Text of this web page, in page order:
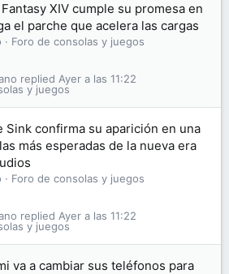
XIV cumple su promesa en
el parche que acelera las cargas
Foro de consolas y juegos
y juegos
Ayer a las 11:22
Sink confirma su aparición en una
más esperadas de la nueva era
Foro de consolas y juegos
y juegos
Ayer a las 11:22
va a cambiar sus teléfonos para